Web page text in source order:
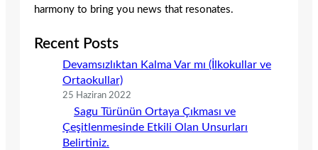
harmony to bring you news that resonates.
Recent Posts
Devamsızlıktan Kalma Var mı (İlkokullar ve
Ortaokullar)
25 Haziran 2022
Sagu Türünün Ortaya Çıkması ve
Çeşitlenmesinde Etkili Olan Unsurları
Belirtiniz.